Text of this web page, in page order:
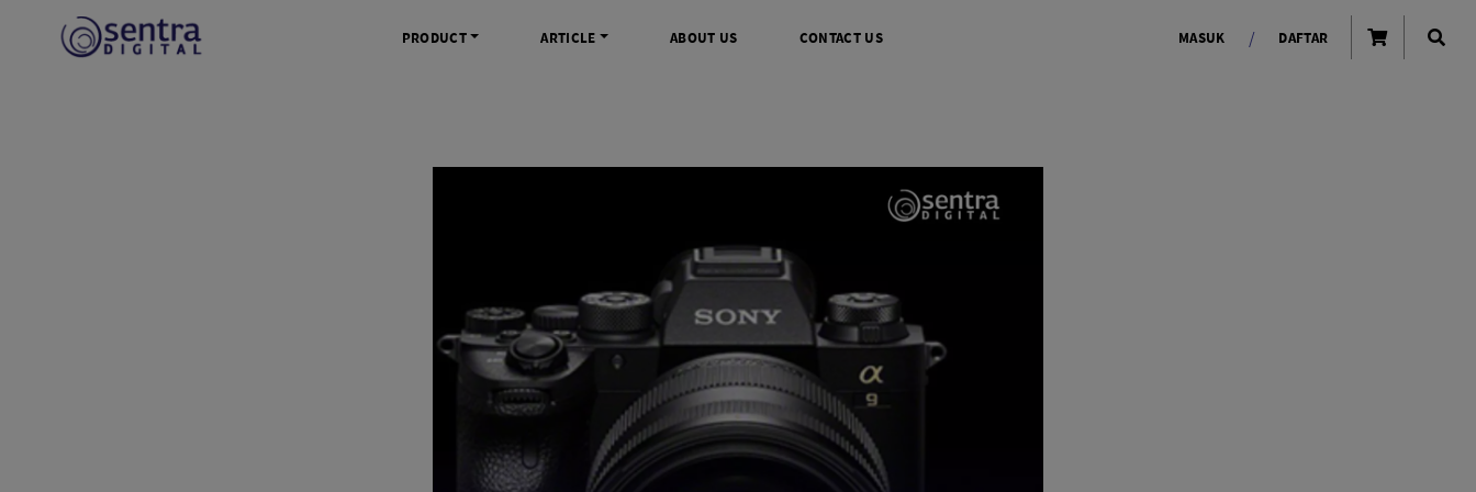
PRODUCT
KAMERA DIGITAL
Kamera Streaming
Action Cam
Tripod & Monopod Kamera
VIDEO DAN AKSESORIS
Aksesoris Video
Gimbal Stabilizer
Wireless Microphone
Wireless Video
Tripod Video
KAMERA POLAROID
Refill Instax
Lampu Studio
SONY CINEMA LINE
ARTICLE
INFO SENTRA DIGITAL
Promo Terbaru
ABOUT US CONTACT US MASUK / DAFTAR